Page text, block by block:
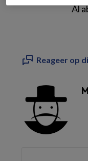
Al
Reageer op